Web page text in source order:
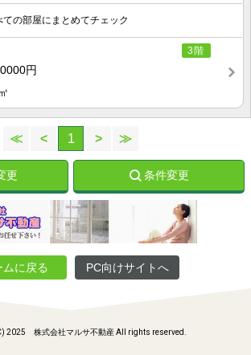
ての部屋にまとめてチェック
3階
円
≪ < 1 > ≫
更 条件変更
ムに戻る PC向けサイトへ
2025 株式会社マルサ不動産 All rights reserved.